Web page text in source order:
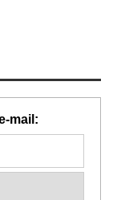
mail: